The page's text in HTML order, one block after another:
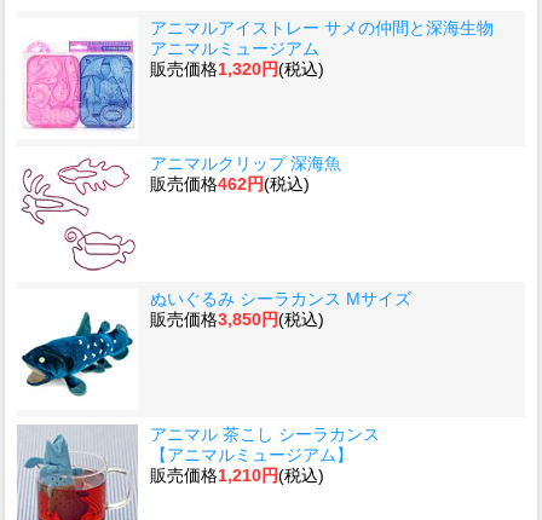
アニマルアイストレー サメの仲間と深海生物
アニマルミュージアム
販売価格1,320円(税込)
アニマルクリップ 深海魚
販売価格462円(税込)
ぬいぐるみ シーラカンス Mサイズ
販売価格3,850円(税込)
アニマル 茶こし シーラカンス
【アニマルミュージアム】
販売価格1,210円(税込)